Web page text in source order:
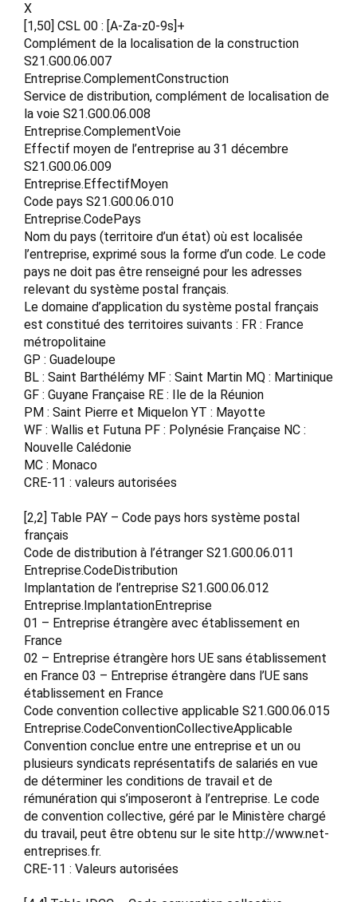
X
[1,50] CSL 00 : [A-Za-z0-9s]+
Complément de la localisation de la construction
S21.G00.06.007
Entreprise.ComplementConstruction
Service de distribution, complément de localisation de
la voie S21.G00.06.008
Entreprise.ComplementVoie
Effectif moyen de l’entreprise au 31 décembre
S21.G00.06.009
Entreprise.EffectifMoyen
Code pays S21.G00.06.010
Entreprise.CodePays
Nom du pays (territoire d’un état) où est localisée
l’entreprise, exprimé sous la forme d’un code. Le code
pays ne doit pas être renseigné pour les adresses
relevant du système postal français.
Le domaine d’application du système postal français
est constitué des territoires suivants : FR : France
métropolitaine
GP : Guadeloupe
BL : Saint Barthélémy MF : Saint Martin MQ : Martinique
GF : Guyane Française RE : Ile de la Réunion
PM : Saint Pierre et Miquelon YT : Mayotte
WF : Wallis et Futuna PF : Polynésie Française NC :
Nouvelle Calédonie
MC : Monaco
CRE-11 : valeurs autorisées
[2,2] Table PAY – Code pays hors système postal
français
Code de distribution à l’étranger S21.G00.06.011
Entreprise.CodeDistribution
Implantation de l’entreprise S21.G00.06.012
Entreprise.ImplantationEntreprise
01 – Entreprise étrangère avec établissement en
France
02 – Entreprise étrangère hors UE sans établissement
en France 03 – Entreprise étrangère dans l’UE sans
établissement en France
Code convention collective applicable S21.G00.06.015
Entreprise.CodeConventionCollectiveApplicable
Convention conclue entre une entreprise et un ou
plusieurs syndicats représentatifs de salariés en vue
de déterminer les conditions de travail et de
rémunération qui s’imposeront à l’entreprise. Le code
de convention collective, géré par le Ministère chargé
du travail, peut être obtenu sur le site http://www.net-
entreprises.fr.
CRE-11 : Valeurs autorisées